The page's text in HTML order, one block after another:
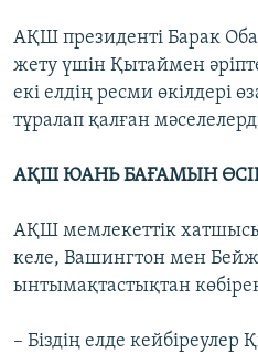
АҚШ президенті Барак
жету үшін Қытаймен
екі елдің ресми өкілдері
тұралап қалған
АҚШ ЮАНЬ БАҒАМЫН
АҚШ мемлекеттік хатшысы
келе, Вашингтон мен
ынтымақтастықтан
– Біздің елде кейбіреулер